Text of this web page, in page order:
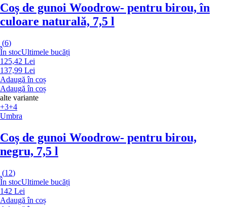
Coș de gunoi Woodrow- pentru birou, în
culoare naturală, 7,5 l
(6)
În stocUltimele bucăți
125,42 Lei
137,99 Lei
Adaugă în coș
Adaugă în coș
alte variante
+3+4
Umbra
Coș de gunoi Woodrow- pentru birou,
negru, 7,5 l
(12)
În stocUltimele bucăți
142 Lei
Adaugă în coș